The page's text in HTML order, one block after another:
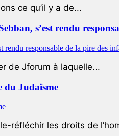
ce qu’il y a de...
s’est rendu
de Jforum à laquelle...
du Judaïsme
réfléchir les droits de